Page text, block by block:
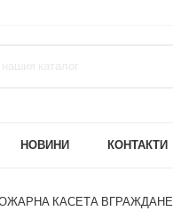
НОВИНИ КОНТАКТИ
КАСЕТА ВГРАЖДАНЕ